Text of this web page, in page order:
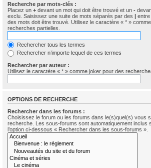
Recherche par mots-clés :
Placez un + devant un mot qui doit être trouvé et un -
exclu. Saisissez une suite de mots séparés par des |
des mots doit être trouvé. Utilisez le caractère « * »
recherches partielles.
Rechercher tous les termes
Rechercher n’importe lequel de ces termes
Rechercher par auteur :
Utilisez le caractère « * » comme joker pour des
OPTIONS DE RECHERCHE
Rechercher dans les forums :
Choisissez le forum ou les forums dans le(s)quel(s) vous
recherche. Les sous-forums sont automatiquement inclus
l’option ci-dessous « Rechercher dans les sous-forums ».